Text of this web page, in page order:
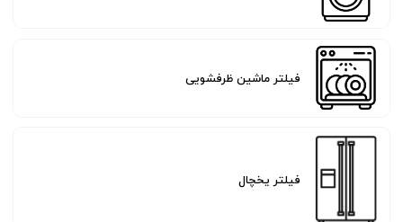
فیلتر ماشین ظرفشویی
فیلتر یخچال